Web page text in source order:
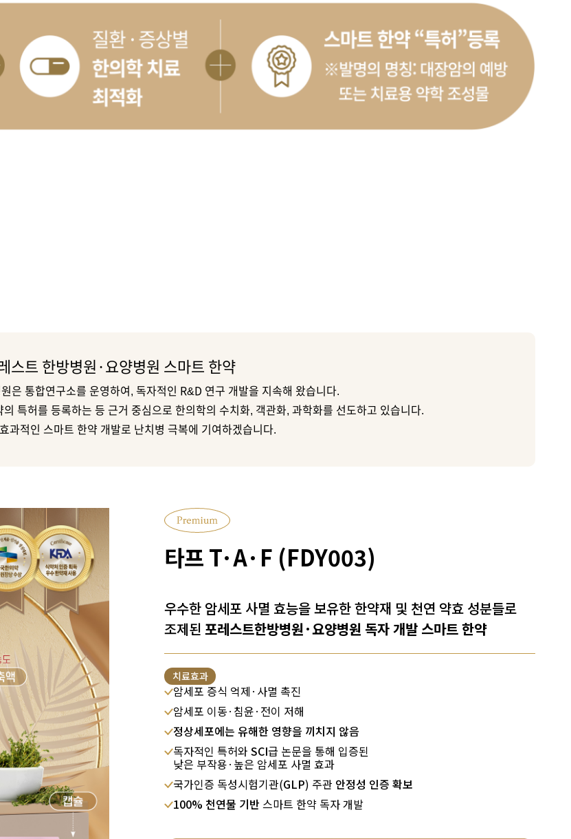
스트 한방병원·요양병원 스마트 한약
은 통합연구소를 운영하여, 독자적인 R&D 연구 개발을 지속해 왔습니다.
특허를 등록하는 등 근거 중심으로 한의학의 수치화, 객관화, 과학화를 선도하고 있습니다.
과적인 스마트 한약 개발로 난치병 극복에 기여하겠습니다.
타프 T·A·F (FDY003)
우수한 암세포 사멸 효능을 보유한 한약재 및 천연 약효 성분들로
조제된 포레스트한방병원·요양병원 독자 개발 스마트 한약
치료효과
암세포 증식 억제·사멸 촉진
암세포 이동·침윤·전이 저해
정상세포에는 유해한 영향을 끼치지 않음
독자적인 특허와SCI급 논문을 통해 입증된
낮은 부작용·높은 암세포 사멸 효과
국가인증 독성시험기관(GLP) 주관 안정성 인증 확보
100% 천연물 기반 스마트 한약 독자 개발